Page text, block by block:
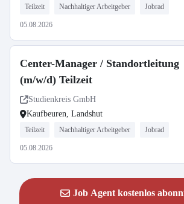
Teilzeit Nachhaltiger Arbeitgeber Jobrad
05.08.2026
Center-Manager / Standortleitung
(m/w/d) Teilzeit
Studienkreis GmbH
Kaufbeuren, Landshut
Teilzeit Nachhaltiger Arbeitgeber Jobrad
05.08.2026
Job Agent kostenlos